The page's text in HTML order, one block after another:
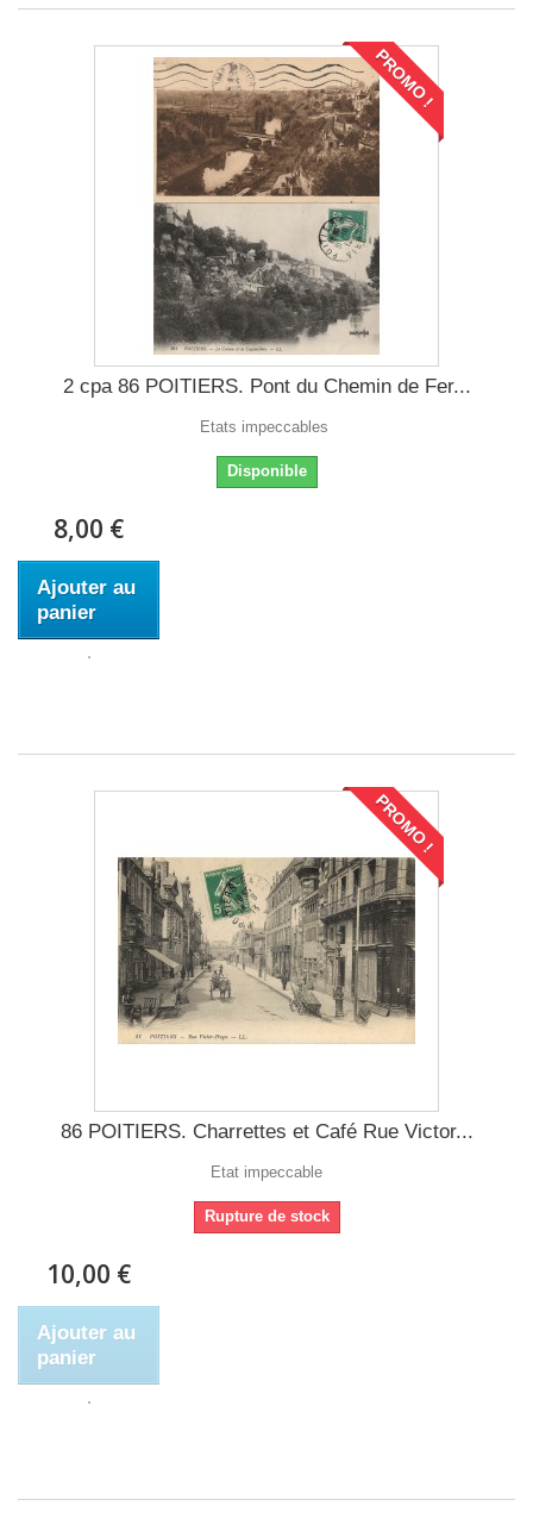
PROMO !
2 cpa 86 POITIERS. Pont du Chemin de Fer...
Etats impeccables
Disponible
8,00 €
Ajouter au
panier
PROMO !
86 POITIERS. Charrettes et Café Rue Victor...
Etat impeccable
Rupture de stock
10,00 €
Ajouter au
panier